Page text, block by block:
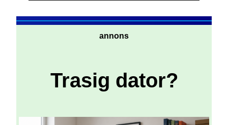
annons
Trasig dator?